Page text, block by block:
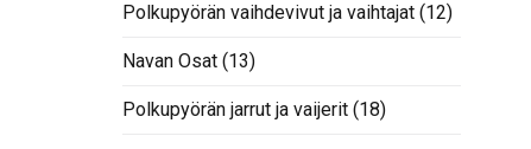
Polkupyörän vaihdevivut ja vaihtajat (12)
Navan Osat (13)
Polkupyörän jarrut ja vaijerit (18)